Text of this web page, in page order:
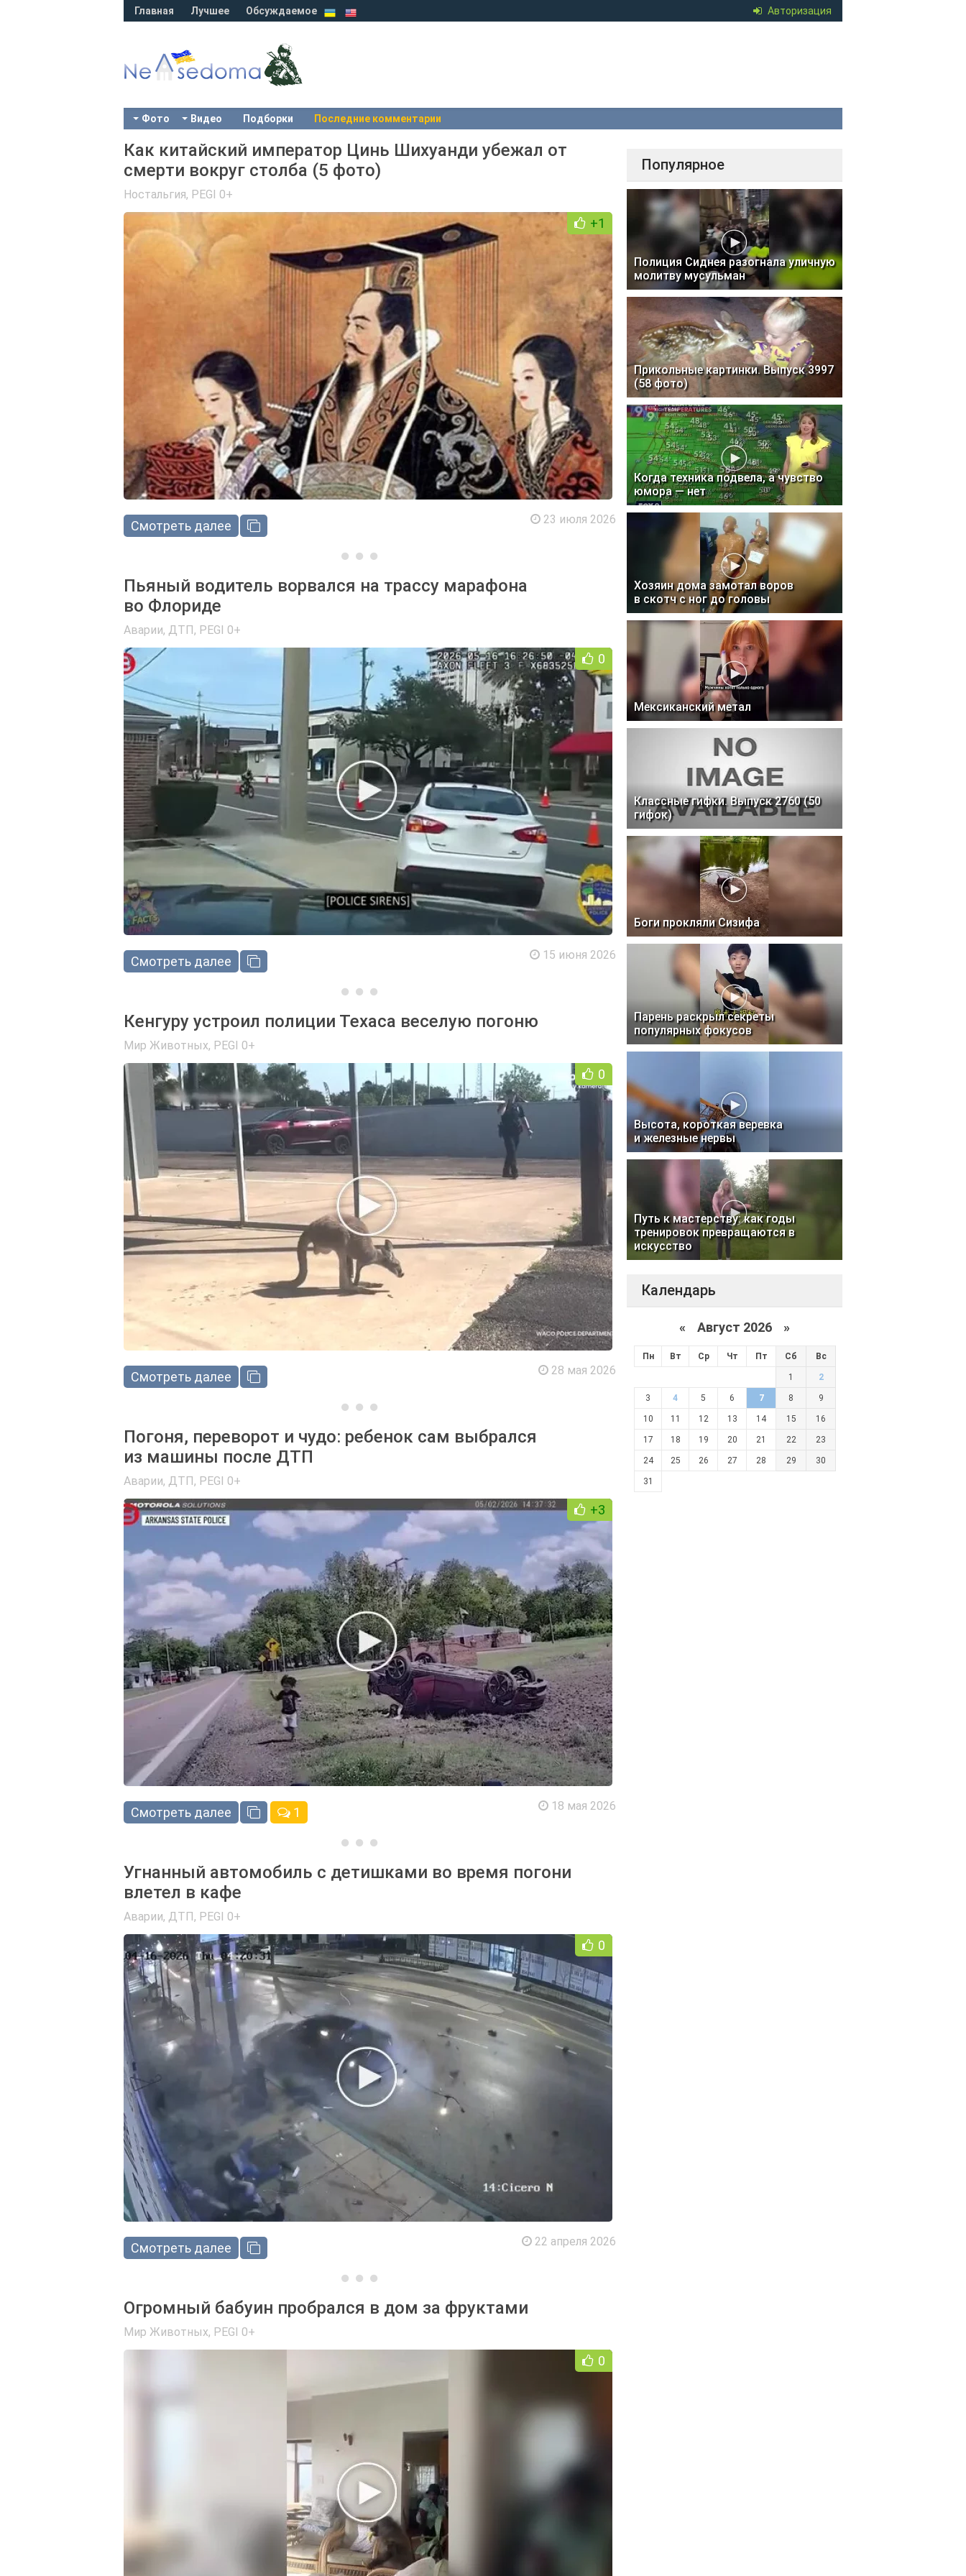
Авторизация
Главная Лучшее Обсуждаемое
Фото Видео Подборки Последние комментарии
Как китайский император Цинь Шихуанди убежал от
смерти вокруг столба (5 фото)
Ностальгия, PEGI 0+
+1
Смотреть далее 23 июля 2026
Пьяный водитель ворвался на трассу марафона
во Флориде
Аварии, ДТП, PEGI 0+
0
Смотреть далее 15 июня 2026
Кенгуру устроил полиции Техаса веселую погоню
Мир Животных, PEGI 0+
0
Смотреть далее 28 мая 2026
Погоня, переворот и чудо: ребенок сам выбрался
из машины после ДТП
Аварии, ДТП, PEGI 0+
+3
Смотреть далее 1 18 мая 2026
Угнанный автомобиль с детишками во время погони
влетел в кафе
Аварии, ДТП, PEGI 0+
0
Смотреть далее 22 апреля 2026
Огромный бабуин пробрался в дом за фруктами
Мир Животных, PEGI 0+
0
Популярное
Полиция Сиднея разогнала уличную
молитву мусульман
Прикольные картинки. Выпуск 3997
(58 фото)
Когда техника подвела, а чувство
юмора — нет
Хозяин дома замотал воров
в скотч с ног до головы
Мексиканский метал
Классные гифки. Выпуск 2760 (50
гифок)
Боги прокляли Сизифа
Парень раскрыл секреты
популярных фокусов
Высота, короткая веревка
и железные нервы
Путь к мастерству: как годы
тренировок превращаются в
искусство
Календарь
« Август 2026 »
Пн Вт Ср Чт Пт Сб Вс
1 2
3 4 5 6 7 8 9
10 11 12 13 14 15 16
17 18 19 20 21 22 23
24 25 26 27 28 29 30
31